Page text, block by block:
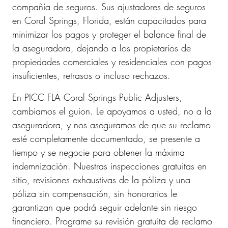
compañía de seguros. Sus ajustadores de seguros
en Coral Springs, Florida, están capacitados para
minimizar los pagos y proteger el balance final de
la aseguradora, dejando a los propietarios de
propiedades comerciales y residenciales con pagos
insuficientes, retrasos o incluso rechazos.
En PICC FLA Coral Springs Public Adjusters,
cambiamos el guion. Le apoyamos a usted, no a la
aseguradora, y nos aseguramos de que su reclamo
esté completamente documentado, se presente a
tiempo y se negocie para obtener la máxima
indemnización. Nuestras inspecciones gratuitas en
sitio, revisiones exhaustivas de la póliza y una
póliza sin compensación, sin honorarios le
garantizan que podrá seguir adelante sin riesgo
financiero. Programe su revisión gratuita de reclamo